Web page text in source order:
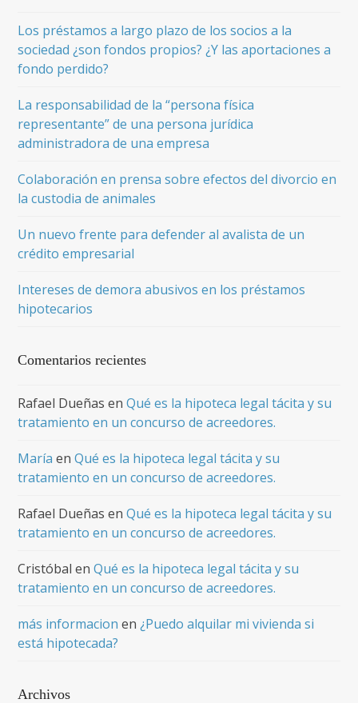
Los préstamos a largo plazo de los socios a la
sociedad ¿son fondos propios? ¿Y las aportaciones a
fondo perdido?
La responsabilidad de la “persona física
representante” de una persona jurídica
administradora de una empresa
Colaboración en prensa sobre efectos del divorcio en
la custodia de animales
Un nuevo frente para defender al avalista de un
crédito empresarial
Intereses de demora abusivos en los préstamos
hipotecarios
Comentarios recientes
Rafael Dueñas enQué es la hipoteca legal tácita y su
tratamiento en un concurso de acreedores.
María enQué es la hipoteca legal tácita y su
tratamiento en un concurso de acreedores.
Rafael Dueñas enQué es la hipoteca legal tácita y su
tratamiento en un concurso de acreedores.
Cristóbal enQué es la hipoteca legal tácita y su
tratamiento en un concurso de acreedores.
más informacion en¿Puedo alquilar mi vivienda si
está hipotecada?
Archivos